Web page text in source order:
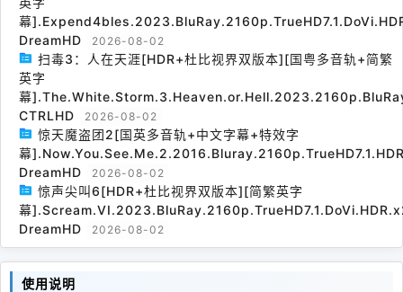
幕
DreamHD
2026-08-02
扫毒3：人在天涯[HDR+杜比视界双版本][国粤多音轨+简繁
英字
幕
CTRLHD
2026-08-02
惊天魔盗团2[国英多音轨+中文字幕+特效字
幕
DreamHD
2026-08-02
惊声尖叫6[HDR+杜比视界双版本][简繁英字
幕
DreamHD
2026-08-02
使用说明